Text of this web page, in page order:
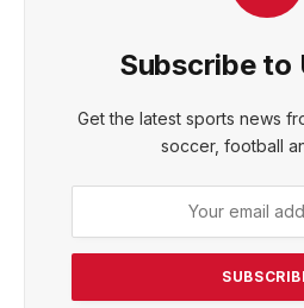
Subscribe to
Get the latest sports news
soccer, football